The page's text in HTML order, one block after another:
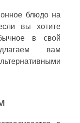
блюдо на
вы хотите
в свой
вам